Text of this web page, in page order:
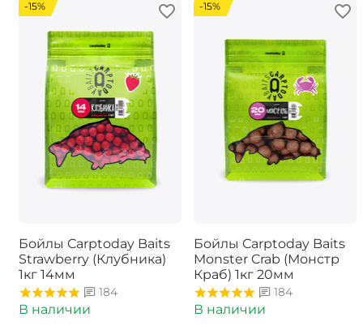
-15%
Бойлы Carptoday Baits
Strawberry (Клубника)
1кг 14мм
184
В наличии
-15%
Бойлы Carptoday Baits
Monster Crab (Монстр
Краб) 1кг 20мм
184
В наличии